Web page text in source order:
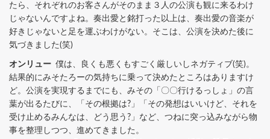
たら、それぞれのお客さんがそのまま３人の公演も観に来るわけ
じゃないんですよね。奏出愛と銘打った以上は、奏出愛の音楽が
好きじゃないと足を運ぶわけがない。そこは、公演を決めた後に
気づきました(笑)
オンリュー 僕は、良くも悪くもすごく厳しいしネガティブ(笑)。
結果的にみそたろーの気持ちに乗って決めたところはありますけ
ど。公演を実現するまでにも、みその「〇〇行けるっしょ」の言
葉が出るたびに、「その根拠は?」「その発想はいいけど、それを
受け止めるみんなは、どう思う?」など、つねに突っ込みながら物
事を整理しつつ、進めてきました。